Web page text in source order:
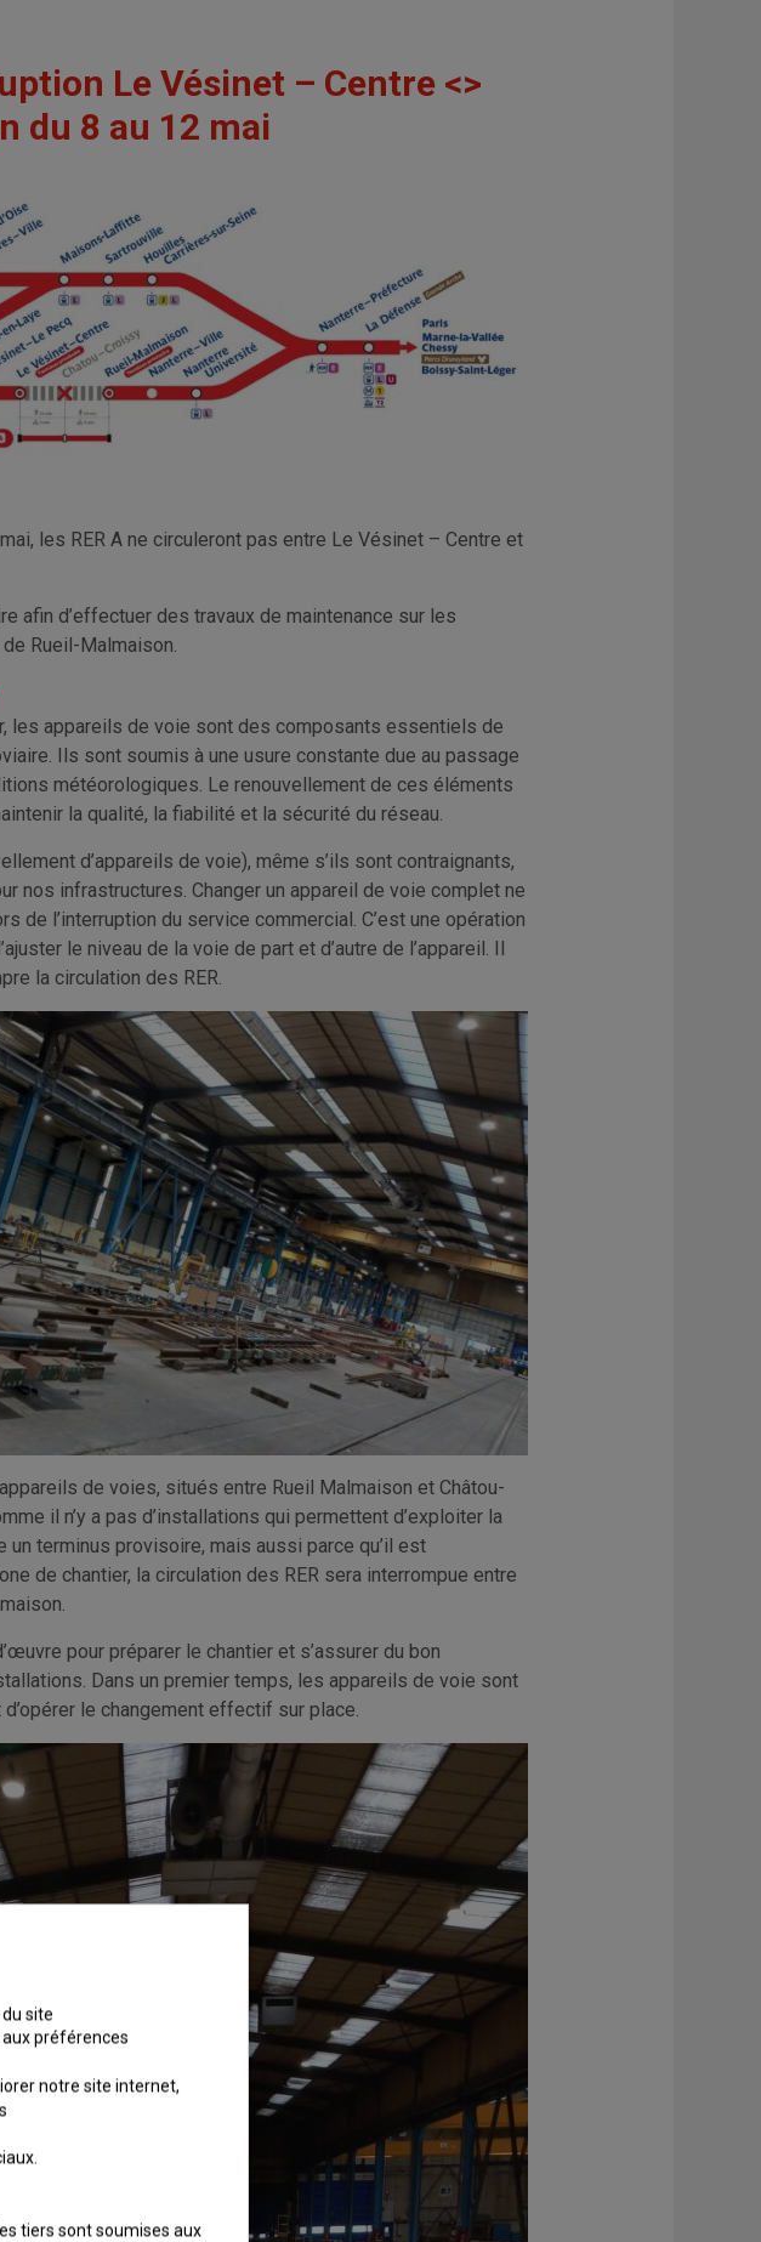
Le Vésinet – Centre <>
du 8 au 12 mai
les RER A ne circuleront pas entre Le Vésinet – Centre et
afin d’effectuer des travaux de maintenance sur les
Rueil-Malmaison​.
les appareils de voie sont des composants essentiels de
Ils sont soumis à une usure constante due au passage
météorologiques. Le renouvellement de ces éléments
la qualité, la fiabilité et la sécurité du réseau.
d’appareils de voie), même s’ils sont contraignants,
nos infrastructures. Changer un appareil de voie complet ne
de l’interruption du service commercial. C’est une opération
le niveau de la voie de part et d’autre de l’appareil. Il
la circulation des RER.
de voies, situés entre Rueil Malmaison et Châtou-
il n’y a pas d’installations qui permettent d’exploiter la
un terminus provisoire, mais aussi parce qu’il est
de chantier, la circulation des RER sera interrompue entre
pour préparer le chantier et s’assurer du bon
Dans un premier temps, les appareils de voie sont
le changement effectif sur place.
site
préférences
notre site internet,
tiers sont soumises aux